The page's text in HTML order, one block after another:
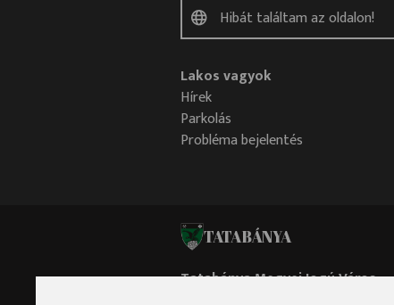
Lakos vagyok
Hírek
Parkolás
Probléma bejelentés
TATABÁNYA
Tatabánya Megyei Jogú Város